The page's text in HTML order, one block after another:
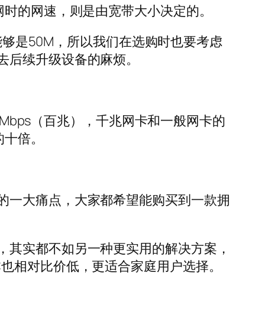
的网速，则是由宽带大小决定的。
是50M，所以我们在选购时也要考虑
续升级设备的麻烦。
（百兆），千兆网卡和一般网卡的
倍。
一大痛点，大家都希望能购买到一款拥
实都不如另一种更实用的解决方案，
对比价低，更适合家庭用户选择。